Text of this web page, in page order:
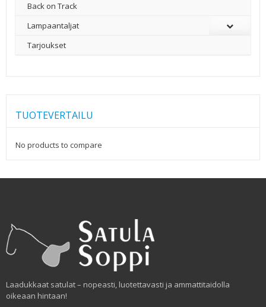
Back on Track
Lampaantaljat
Tarjoukset
TUOTEVERTAILU
No products to compare
Laadukkaat satulat – nopeasti, luotettavasti ja ammattitaidolla
oikeaan hintaan!